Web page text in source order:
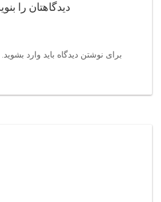
دیدگاهتان را
برای نوشتن دیدگاه باید وارد بشوید